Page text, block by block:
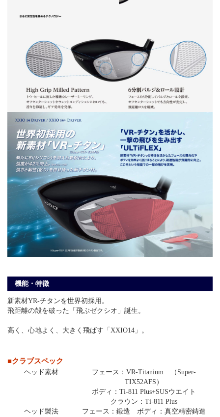
機能・特徴
新素材YR-チタンを世界初採用。
飛距離の殻を破った「飛ぶゼクシオ」誕生。
高く、心地よく、大きく飛ばす「XXIO14」。
■クラブスペック
ヘッド素材
フェース：VR-Titanium （Super-
TIX52AFS）
ボディ：Ti-811 Plus+SUSウエイト
クラウン：Ti-811 Plus
ヘッド製法
フェース：鍛造 ボディ：真空精密鋳造